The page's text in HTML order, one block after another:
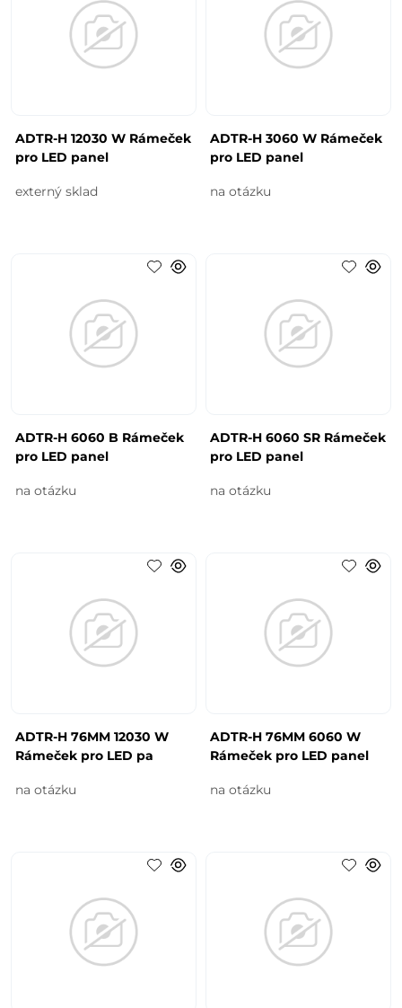
ADTR-H 12030 W Rámeček
pro LED panel
externý sklad
ADTR-H 3060 W Rámeček
pro LED panel
na otázku
ADTR-H 6060 B Rámeček
pro LED panel
na otázku
ADTR-H 6060 SR Rámeček
pro LED panel
na otázku
ADTR-H 76MM 12030 W
Rámeček pro LED pa
na otázku
ADTR-H 76MM 6060 W
Rámeček pro LED panel
na otázku